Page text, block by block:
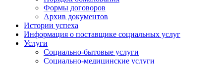
Формы договоров
Архив документов
Истории успеха
Информация о поставщике социальных услуг
Услуги
Социально-бытовые услуги
Социально-медицинские услуги